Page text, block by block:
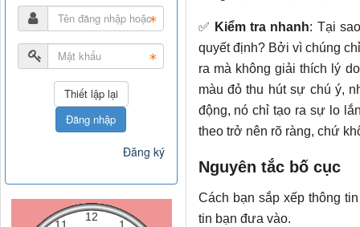
✅ Kiểm tra nhanh: Tại
quyết định? Bởi vì chúng
ra mà không giải thích lý
màu đỏ thu hút sự chú ý,
động, nó chỉ tạo ra sự lo
theo trở nên rõ ràng, chứ
Nguyên tắc bố cục
Cách bạn sắp xếp thông
tin bạn đưa vào.
Đăng nhập
Đăng ký